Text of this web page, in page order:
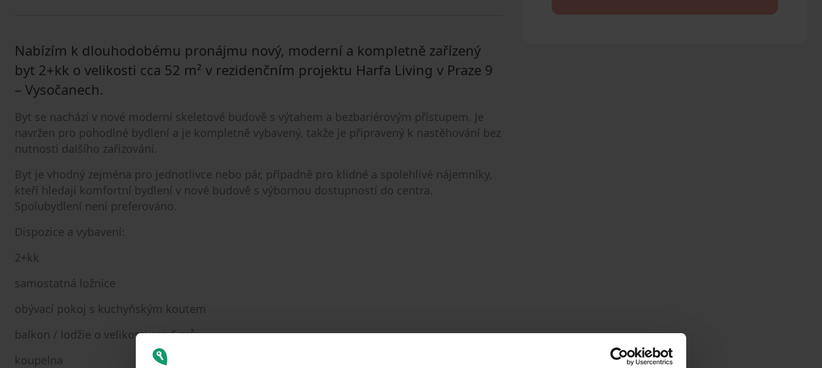
Nabízím k dlouhodobému pronájmu nový, moderní a kompletně zařízený
byt 2+kk o velikosti cca 52 m² v rezidenčním projektu Harfa Living v Praze 9
– Vysočanech.
Byt se nachází v nové moderní skeletové budově s výtahem a bezbariérovým přístupem. Je
navržen pro pohodlné bydlení a je kompletně vybavený, takže je připravený k nastěhování bez
nutnosti dalšího zařizování.
Byt je vhodný zejména pro jednotlivce nebo pár, případně pro klidné a spolehlivé nájemníky,
kteří hledají komfortní bydlení v nové budově s výbornou dostupností do centra.
Spolubydlení není preferováno.
Dispozice a vybavení:
2+kk
samostatná ložnice
obývací pokoj s kuchyňským koutem
balkon / lodžie o velikosti cca 6 m²
koupelna